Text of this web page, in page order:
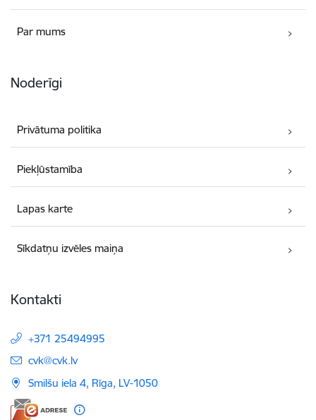
Par mums
Noderīgi
Privātuma politika
Piekļūstamība
Lapas karte
Sīkdatņu izvēles maiņa
Kontakti
+371 25494995
E-pasts:
cvk@cvk.lv
Smilšu iela 4, Rīga, LV-1050